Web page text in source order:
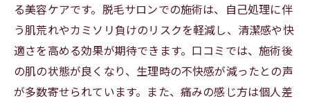
る美容ケアです。脱毛サロンでの施術は、自己処理に伴
う肌荒れやカミソリ負けのリスクを軽減し、清潔感や快
適さを高める効果が期待できます。口コミでは、施術後
の肌の状態が良くなり、生理時の不快感が減ったとの声
が多数寄せられています。また、痛みの感じ方は個人差